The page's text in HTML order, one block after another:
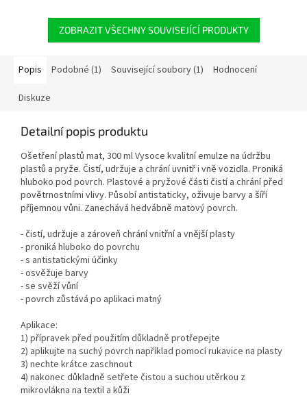
ZOBRAZIT VŠECHNY SOUVISEJÍCÍ PRODUKTY
Popis Podobné (1) Související soubory (1) Hodnocení
Diskuze
Detailní popis produktu
Ošetření plastů mat, 300 ml Vysoce kvalitní emulze na údržbu
plastů a pryže. Čistí, udržuje a chrání uvnitř i vně vozidla. Proniká
hluboko pod povrch. Plastové a pryžové části čistí a chrání před
povětrnostními vlivy. Působí antistaticky, oživuje barvy a šíří
příjemnou vůni. Zanechává hedvábně matový povrch.
- čistí, udržuje a zároveň chrání vnitřní a vnější plasty
- proniká hluboko do povrchu
- s antistatickými účinky
- osvěžuje barvy
- se svěží vůní
- povrch zůstává po aplikaci matný
Aplikace:
1) přípravek před použitím důkladně protřepejte
2) aplikujte na suchý povrch například pomocí rukavice na plasty
3) nechte krátce zaschnout
4) nakonec důkladně setřete čistou a suchou utěrkou z
mikrovlákna na textil a kůži